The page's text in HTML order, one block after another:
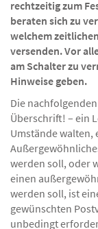
rechtzeitig zum
beraten sich zu
welchem
versenden. Vor
am Schalter zu
Hinweise geben.
Die
Überschrift! – ein
Umstände walten,
werden soll, oder
einen
werden soll, ist
gewünschten
unbedingt